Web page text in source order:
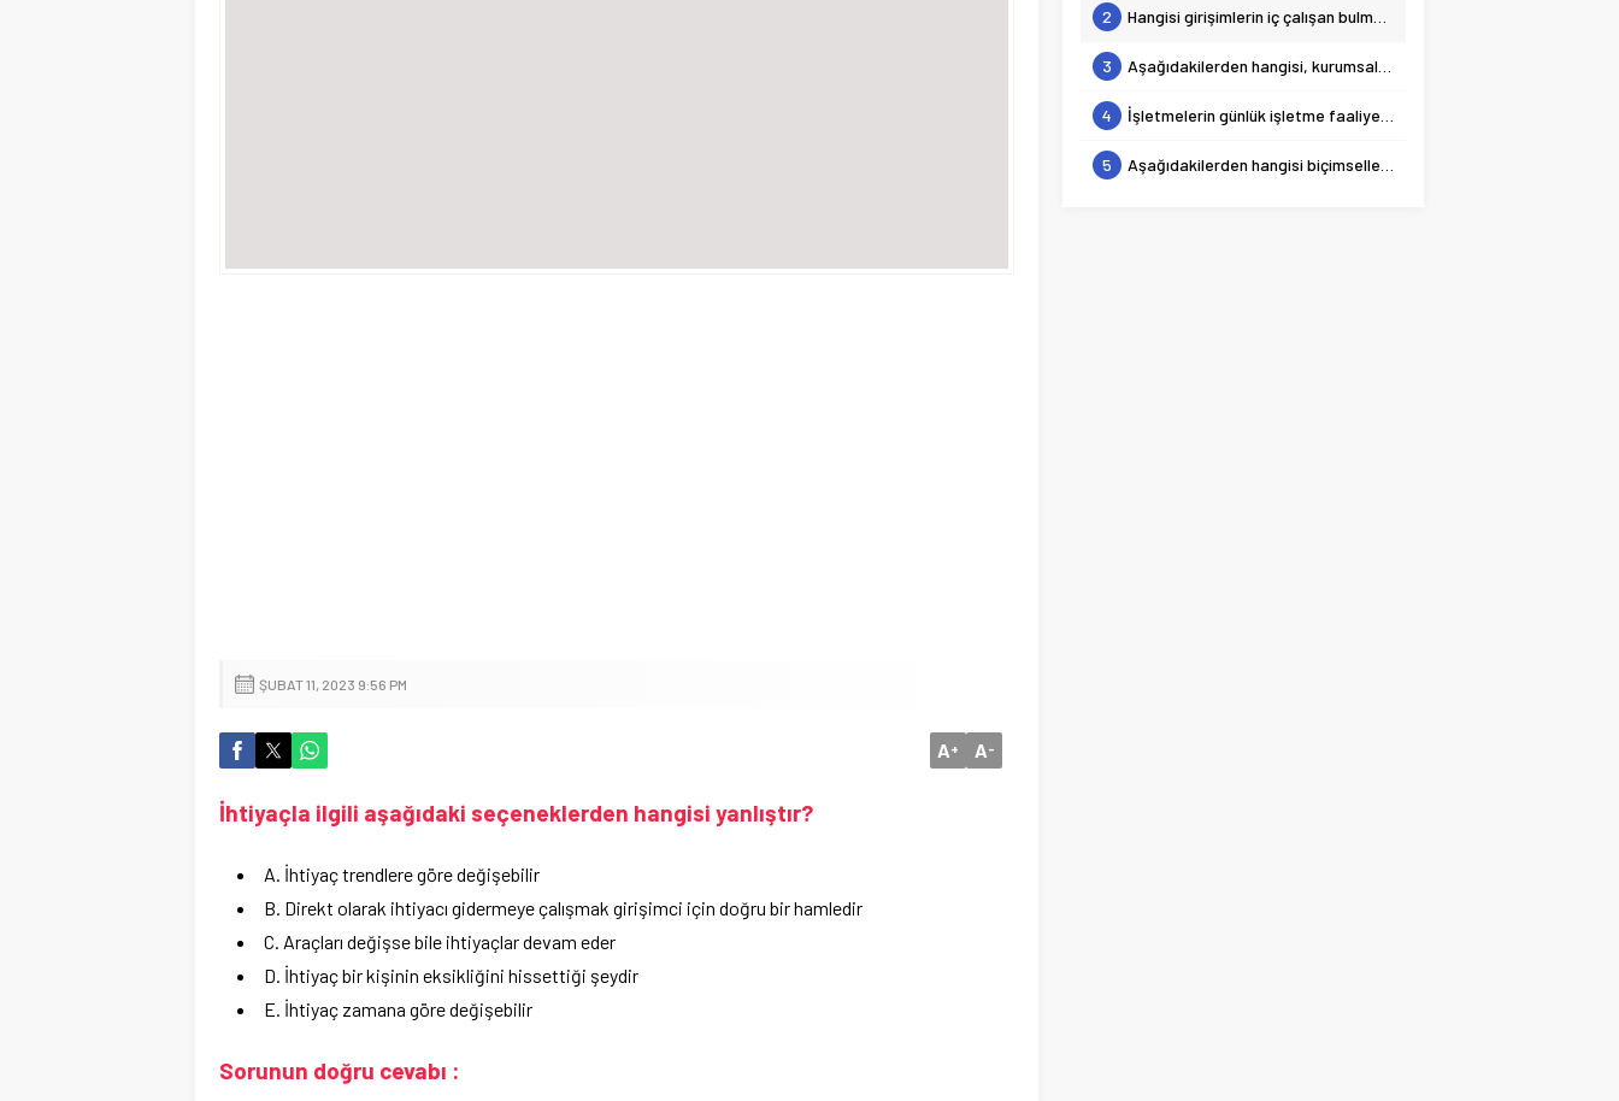
ŞUBAT 11, 2023 9:56 PM
A+ A-
İhtiyaçla ilgili aşağıdaki seçeneklerden hangisi yanlıştır?
A. İhtiyaç trendlere göre değişebilir
B. Direkt olarak ihtiyacı gidermeye çalışmak girişimci için doğru bir hamledir
C. Araçları değişse bile ihtiyaçlar devam eder
D. İhtiyaç bir kişinin eksikliğini hissettiği şeydir
E. İhtiyaç zamana göre değişebilir
Sorunun doğru cevabı :
2 Hangisi girişimlerin iç çalışan bulma kaynaklarından biridir?
3 Aşağıdakilerden hangisi, kurumsal müşterilerde satın alma sürecinde rastlanan rollerden biri değildir?
4 İşletmelerin günlük işletme faaliyetlerini yürütebilmeleri için gerekli olan nakit ve nakit benzeri varlıklar ile bir yıl içerisinde nakde dönüştürülebilecek varlıkların tümünü ifade eden kavram aşağıdakilerden hangisidir?
5 Aşağıdakilerden hangisi biçimselleşmenin üstünlükleri arasında yer almaz?